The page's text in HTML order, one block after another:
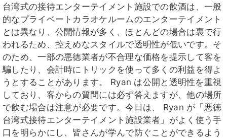
台湾式の接待エンターテイメント施設での飲酒は、一般
的なプライベートカラオケルームのエンターテイメント
とは異なり、公開情報が多く、ほとんどの場合は裏で行
われるため、控えめなスタイルで透明性が低いです。そ
のため、一部の悪徳業者が不合理な価格を提示して客を
騙したり、会計時にトリックを使って多くの利益を得よ
うとすることがあります。 Ryan は公開と透明性を重視
しており、客からの質問には必ず答えますが、他の場所
で飲む場合は注意が必要です。今日は、 Ryan が「悪徳
台湾式接待エンターテイメント施設業者」がよく使う手
口を明らかにし、皆さんが学んで防ぐことができるよう